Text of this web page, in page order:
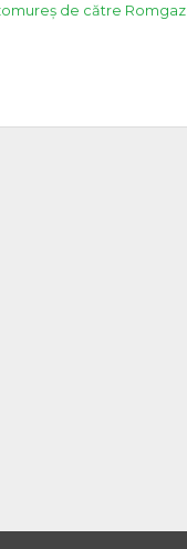
de către Romgaz